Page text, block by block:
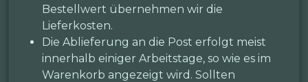
Bestellwert übernehmen wir die
Lieferkosten.
Die Ablieferung an die Post erfolgt meist
innerhalb einiger Arbeitstage, so wie es im
Warenkorb angezeigt wird. Sollten